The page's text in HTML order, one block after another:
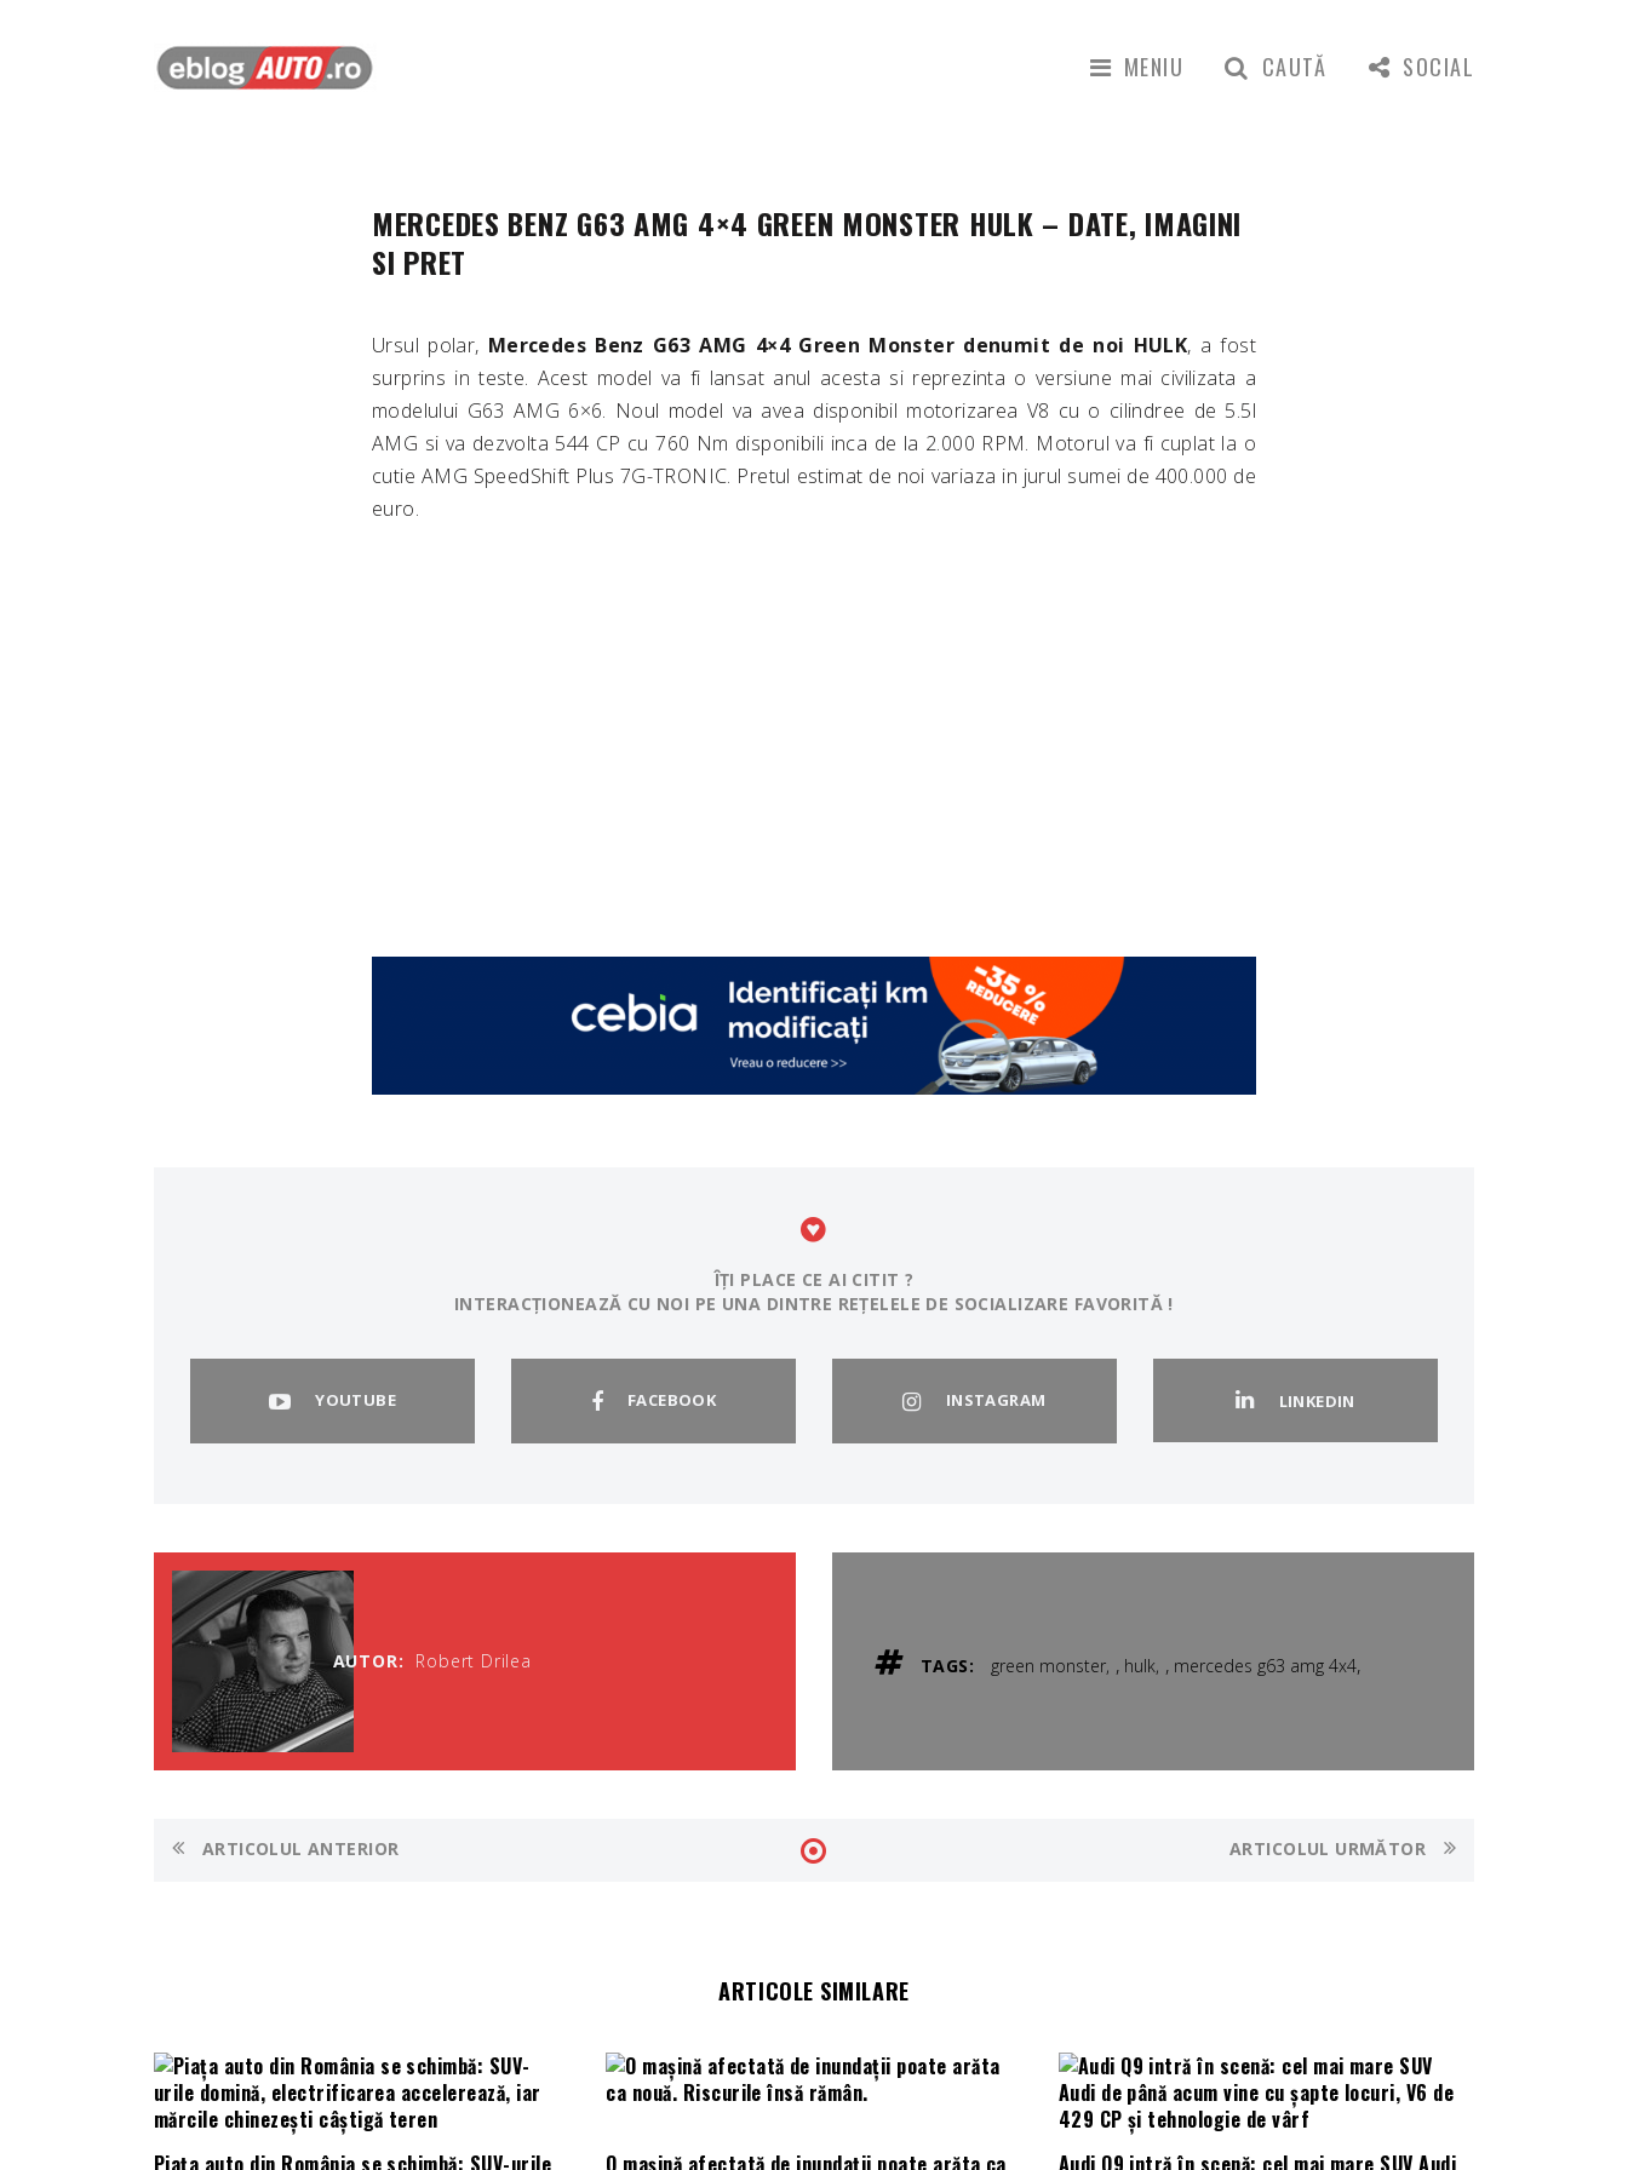
MENIU CAUTĂ SOCIAL
MERCEDES BENZ G63 AMG 4×4 GREEN MONSTER HULK – DATE, IMAGINI
SI PRET
Ursul polar, Mercedes Benz G63 AMG 4×4 Green Monster denumit de noi HULK, a fost
surprins in teste. Acest model va fi lansat anul acesta si reprezinta o versiune mai civilizata a
modelului G63 AMG 6×6. Noul model va avea disponibil motorizarea V8 cu o cilindree de 5.5l
AMG si va dezvolta 544 CP cu 760 Nm disponibili inca de la 2.000 RPM. Motorul va fi cuplat la o
cutie AMG SpeedShift Plus 7G-TRONIC. Pretul estimat de noi variaza in jurul sumei de 400.000 de
euro.
ÎȚI PLACE CE AI CITIT ?
INTERACȚIONEAZĂ CU NOI PE UNA DINTRE REȚELELE DE SOCIALIZARE FAVORITĂ !
YOUTUBE FACEBOOK INSTAGRAM LINKEDIN
AUTOR: Robert Drilea TAGS: green monster , hulk , mercedes g63 amg 4x4,
ARTICOLUL ANTERIOR ARTICOLUL URMĂTOR
ARTICOLE SIMILARE
Piața auto din România se schimbă: SUV-urile O mașină afectată de inundații poate arăta ca Audi Q9 intră în scenă: cel mai mare SUV Audi